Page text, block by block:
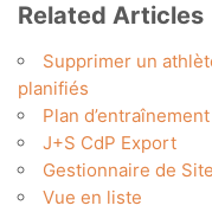
Related Articles
Supprimer un
planifiés
Plan d’entraînement
J+S CdP Export
Gestionnaire de Site
Vue en liste